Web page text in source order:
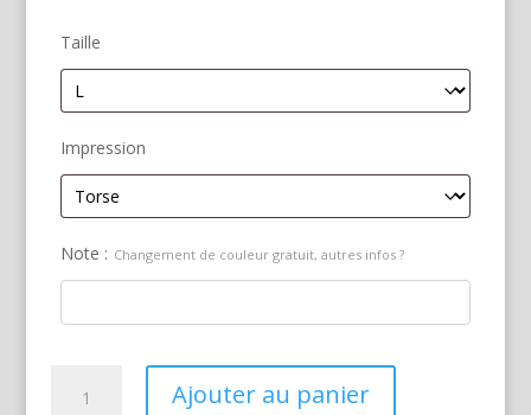
Taille
Impression
Note : Changement de couleur gratuit, autres infos ?
Ajouter au panier